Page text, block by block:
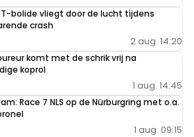
bolide vliegt door de lucht tijdens
crash
2 aug. 14:20
komt met de schrik vrij na
koprol
1 aug. 14:45
Race 7 NLS op de Nürburgring met o.a.
1 aug. 09:15